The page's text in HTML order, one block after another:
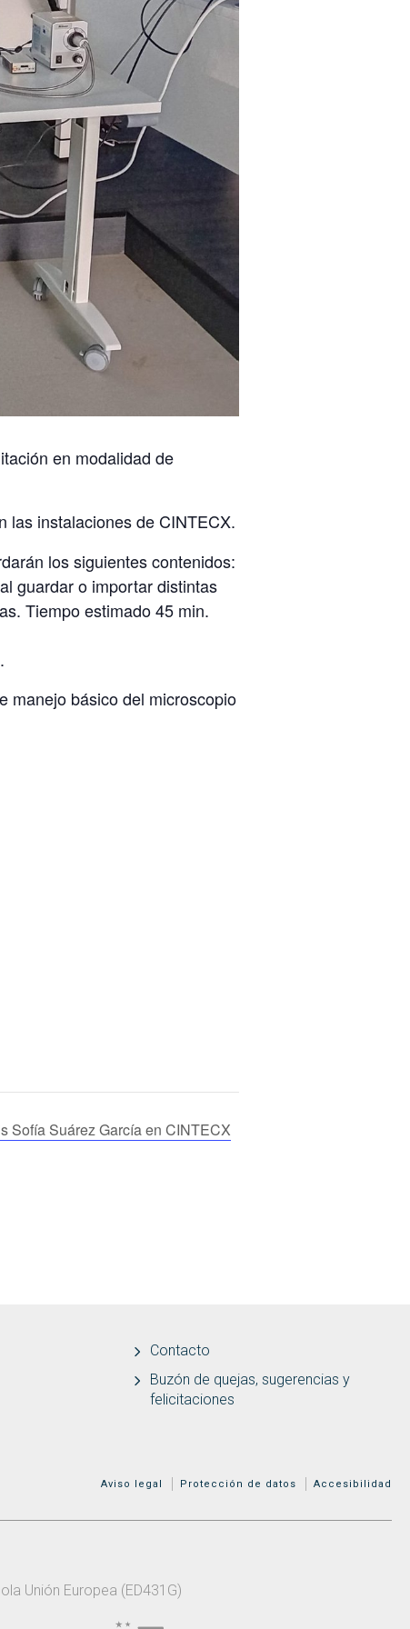
en modalidad de
las instalaciones de CINTECX.
los siguientes contenidos:
guardar o importar distintas
Tiempo estimado 45 min.
manejo básico del microscopio
Sofía Suárez García en CINTECX
Contacto
Buzón de quejas, sugerencias y
felicitaciones
MENÚ ADICIONAL
Aviso legal Protección de datos Accesibilidad
Unión Europea (ED431G)